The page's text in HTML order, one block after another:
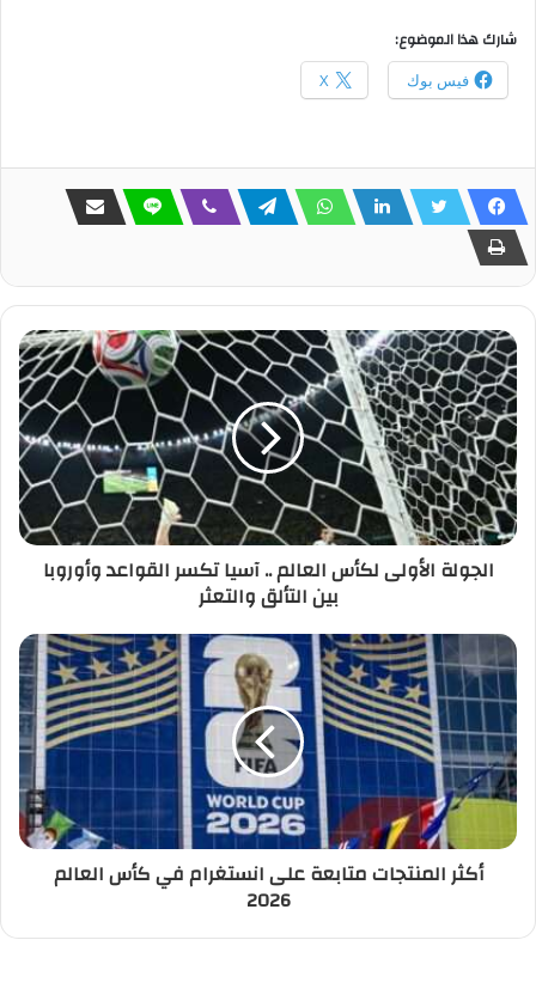
شارك هذا الموضوع:
فيس بوك X
الجولة الأولى لكأس العالم .. آسيا تكسر القواعد وأوروبا
بين التألق والتعثر
أكثر المنتجات متابعة على انستغرام في كأس العالم
2026